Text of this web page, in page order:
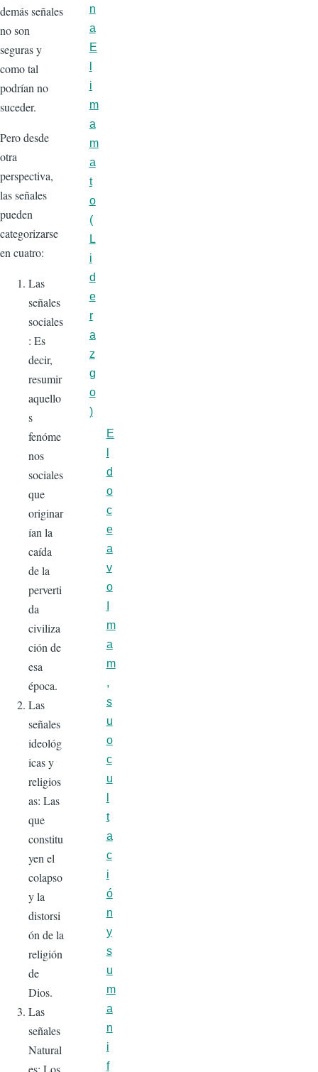
demás señales
no son
seguras y
como tal
podrían no
suceder.
Pero desde
otra
perspectiva,
las señales
pueden
categorizarse
en cuatro:
Las
señales
sociales
: Es
decir,
resumir
aquello
s
fenóme
nos
sociales
que
originar
ían la
caída
de la
perverti
da
civiliza
ción de
esa
época.
Las
señales
ideológ
icas y
religios
as: Las
que
constitu
yen el
colapso
y la
distorsi
ón de la
religión
de
Dios.
Las
señales
Natural
es: Los
n
a
E
i
m
a
m
a
t
o
(
L
i
d
e
r
a
z
g
o
)
E
d
o
c
e
a
v
o
m
a
m
,
s
u
o
c
u
t
a
c
i
ó
n
y
s
u
m
a
n
i
f